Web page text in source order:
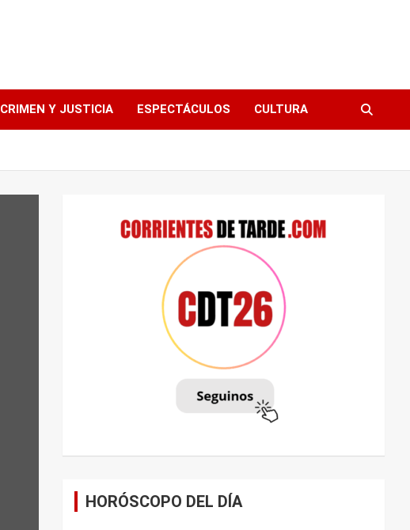
CRIMEN Y JUSTICIA ESPECTÁCULOS CULTURA
HORÓSCOPO DEL DÍA